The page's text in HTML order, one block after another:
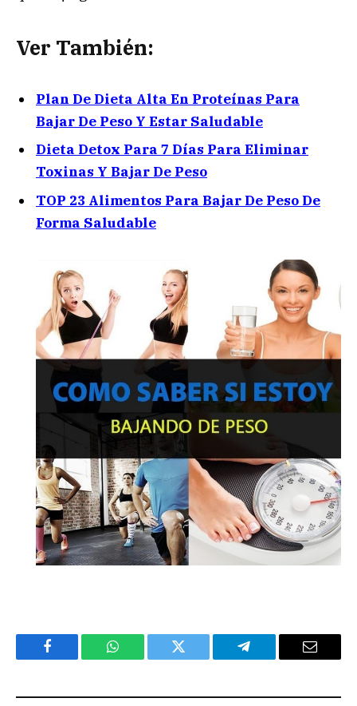
Ver También:
Plan De Dieta Alta En Proteínas Para
Bajar De Peso Y Estar Saludable
Dieta Detox Para 7 Días Para Eliminar
Toxinas Y Bajar De Peso
TOP 23 Alimentos Para Bajar De Peso De
Forma Saludable
Facebook WhatsApp Twitter Telegram Email